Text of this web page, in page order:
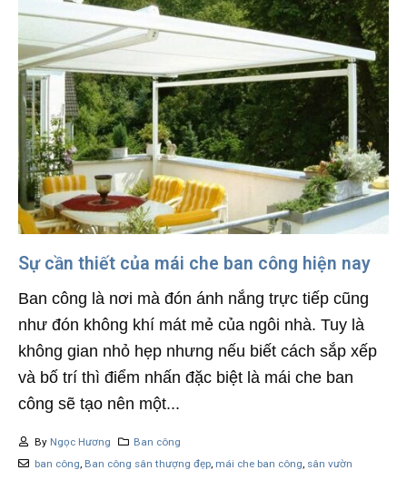
Sự cần thiết của mái che ban công hiện nay
Ban công là nơi mà đón ánh nắng trực tiếp cũng
như đón không khí mát mẻ của ngôi nhà. Tuy là
không gian nhỏ hẹp nhưng nếu biết cách sắp xếp
và bố trí thì điểm nhấn đặc biệt là mái che ban
công sẽ tạo nên một...
By Ngọc Hương
Ban công
ban công, Ban công sân thượng đẹp, mái che ban công, sân vườn